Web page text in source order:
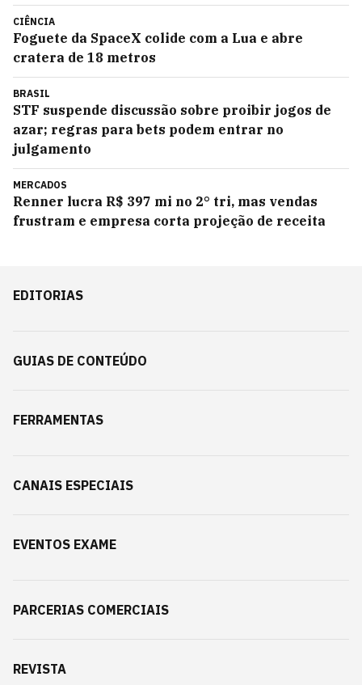
CIÊNCIA
Foguete da SpaceX colide com a Lua e abre
cratera de 18 metros
BRASIL
STF suspende discussão sobre proibir jogos de
azar; regras para bets podem entrar no
julgamento
MERCADOS
Renner lucra R$ 397 mi no 2° tri, mas vendas
frustram e empresa corta projeção de receita
EDITORIAS
GUIAS DE CONTEÚDO
FERRAMENTAS
CANAIS ESPECIAIS
EVENTOS EXAME
PARCERIAS COMERCIAIS
REVISTA